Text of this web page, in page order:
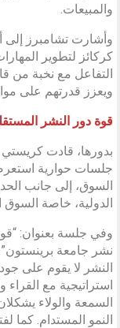
والمبيعات.
وأشارت تشامبرز إلى
كركائز لتطوير
التفاعل مع نخبة من
ويعزز قدرتهم على
قوة دور النشر
بدورها، قادت
جلسات حوارية
السوق، إلى جانب
الدولية، خاصة السوق
وفي جلسة بعنوان:
نشر جامعة
النشر لا يقوم على
استراتيجية مع
السمعة والولاء
النمو المستدام. كما